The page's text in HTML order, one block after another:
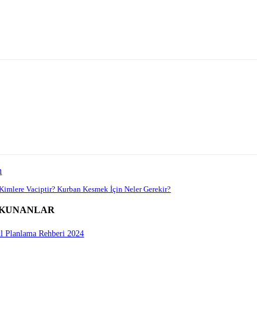
Vaciptir? Kurban Kesmek İçin Neler Gerekir?
Planlama Rehberi 2024